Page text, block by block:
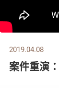
2019.04.08
案件重演